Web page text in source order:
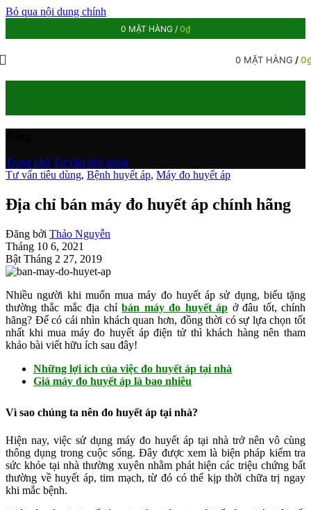
Bỏ qua nội dung chính
0 MẶT HÀNG / 0₫
0 MẶT HÀNG /0
Trang chủ Tư vấn tiêu dùng
Tư vấn tiêu dùng, Bệnh huyết áp, Máy đo huyết áp
Địa chỉ bán máy đo huyết áp chính hãng
Đăng bởi Thảo Nguyễn
Tháng 10 6, 2021
Bật Tháng 2 27, 2019
Nhiều người khi muốn mua máy đo huyết áp sử dụng, biếu tặng
thường thắc mắc địa chỉbán máy đo huyết áp ở đâu tốt, chính
hãng? Để có cái nhìn khách quan hơn, đồng thời có sự lựa chọn tốt
nhất khi mua máy đo huyết áp điện tử thì khách hàng nên tham
khảo bài viết hữu ích sau đây!
Những lợi ích của việc đo huyết áp tại nhà
Giá máy đo huyết áp là bao nhiêu
Vì sao chúng ta nên đo huyết áp tại nhà?
Hiện nay, việc sử dụng máy đo huyết áp tại nhà trở nên vô cùng
thông dụng trong cuộc sống. Đây được xem là biện pháp kiểm tra
sức khỏe tại nhà thường xuyên nhằm phát hiện các triệu chứng bất
thường về huyết áp, tim mạch, từ đó có thể kịp thời chữa trị ngay
khi mắc bệnh.